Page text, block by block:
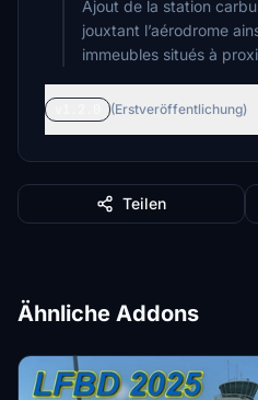
Ajout de la station
jouxtant l’aérodrome
immeubles situés à
(Erstveröffentlichung)
Teilen
Ähnliche Addons